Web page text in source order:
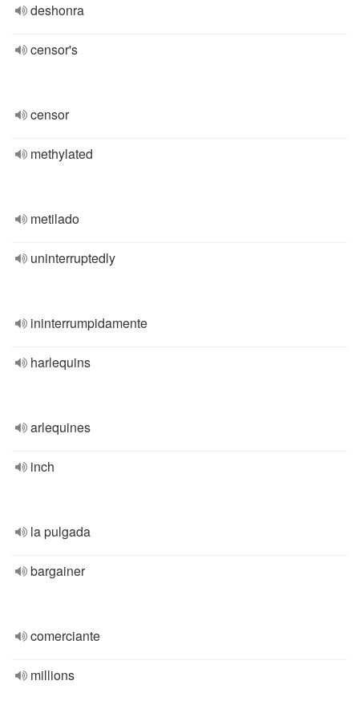
deshonra
censor's
censor
methylated
metilado
uninterruptedly
ininterrumpidamente
harlequins
arlequines
inch
la pulgada
bargainer
comerciante
millions